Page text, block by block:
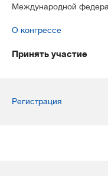
Международной
О конгрессе
Принять участие
Регистрация